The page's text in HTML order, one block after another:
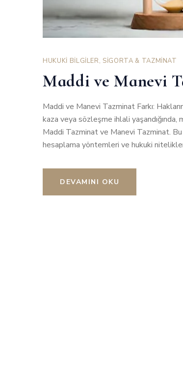
HUKUKİ BİLGİLER, SİGORTA & TAZMİNAT
Maddi ve Manevi
Maddi ve Manevi Tazminat Farkı:
kaza veya sözleşme ihlali yaşandığında,
Maddi Tazminat ve Manevi Tazminat.
hesaplama yöntemleri ve hukuki
DEVAMINI OKU